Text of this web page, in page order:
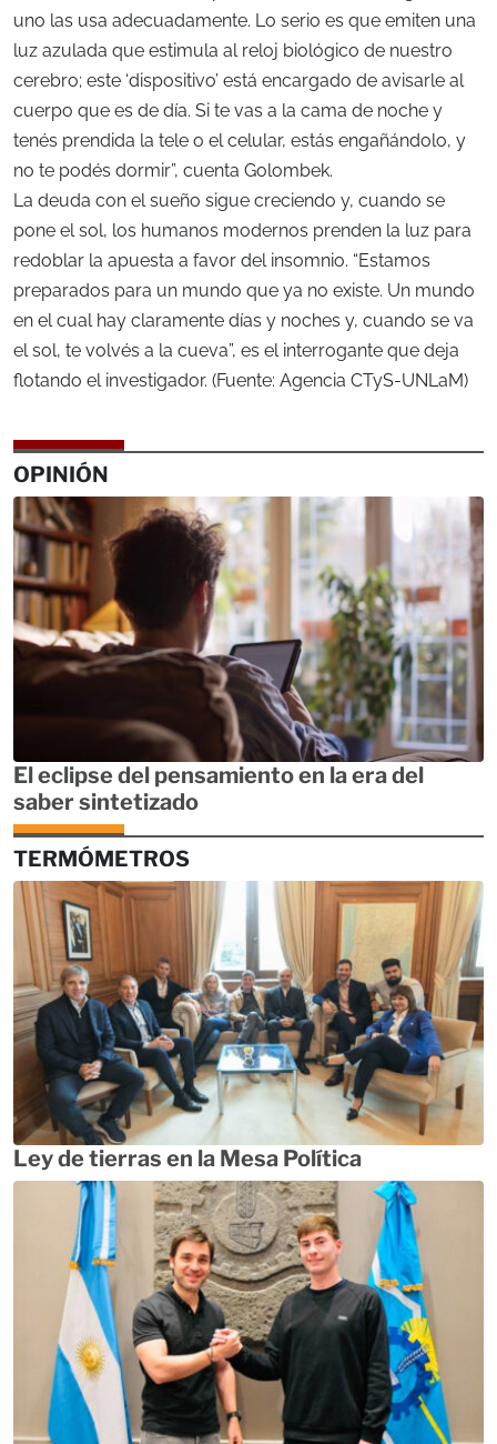
uno las usa adecuadamente. Lo serio es que emiten una
luz azulada que estimula al reloj biológico de nuestro
cerebro; este ‘dispositivo’ está encargado de avisarle al
cuerpo que es de día. Si te vas a la cama de noche y
tenés prendida la tele o el celular, estás engañándolo, y
no te podés dormir”, cuenta Golombek.
La deuda con el sueño sigue creciendo y, cuando se
pone el sol, los humanos modernos prenden la luz para
redoblar la apuesta a favor del insomnio. “Estamos
preparados para un mundo que ya no existe. Un mundo
en el cual hay claramente días y noches y, cuando se va
el sol, te volvés a la cueva”, es el interrogante que deja
flotando el investigador. (Fuente: Agencia CTyS-UNLaM)
OPINIÓN
El eclipse del pensamiento en la era del
saber sintetizado
TERMÓMETROS
Ley de tierras en la Mesa Política